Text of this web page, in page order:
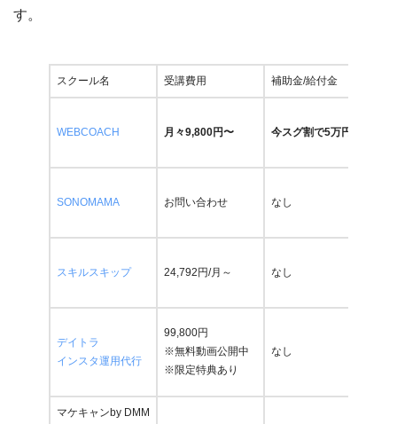
います。
ス統括｜BtoBマーケ立上げ・リード0→100件/月・売上0→二
2022年｜ステップ・アラウンド株式会社 執行役員CMO｜
2026年〜｜個人開発者・マイクロSaaS開発中
マーケティング実績
す。
スクール名 受講費用 補助金/給付金
WEBCOACH 月々9,800円〜 今スグ割で5万円割引
SONOMAMA お問い合わせ なし
スキルスキップ 24,792円/月～ なし
デイトラ
インスタ運用代行
99,800円
※無料動画公開中
※限定特典あり
なし
マケキャンby DMM